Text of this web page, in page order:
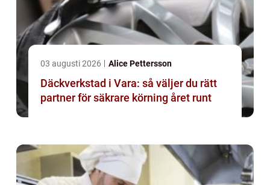
03 augusti 2026 Alice Pettersson
Däckverkstad i Vara: så väljer du rätt
partner för säkrare körning året runt